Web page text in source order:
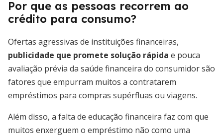
Por que as pessoas recorrem ao
crédito para consumo?
Ofertas agressivas de instituições financeiras,
publicidade que promete solução rápida e pouca
avaliação prévia da saúde financeira do consumidor são
fatores que empurram muitos a contratarem
empréstimos para compras supérfluas ou viagens.
Além disso, a falta de educação financeira faz com que
muitos enxerguem o empréstimo não como uma